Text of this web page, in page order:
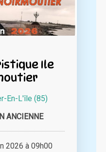
Ile
En-L'île (85)
ANCIENNE
2026 à 09h00